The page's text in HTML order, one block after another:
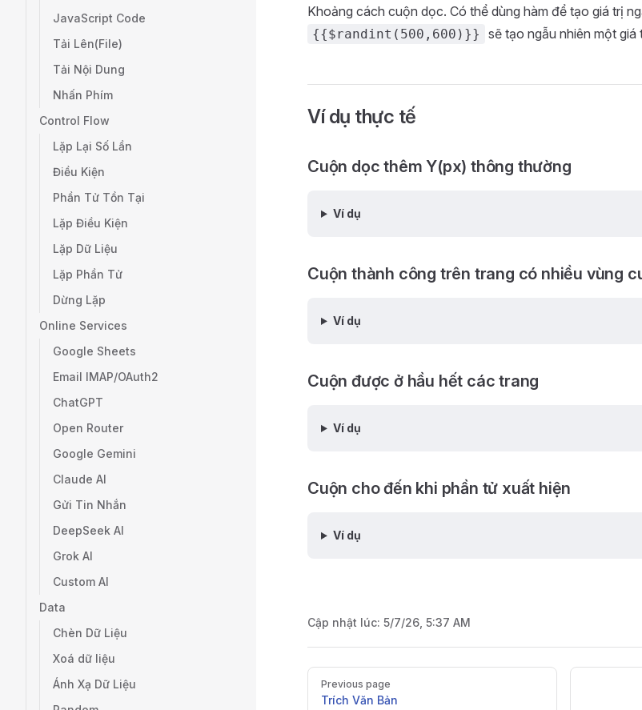
JavaScript Code
Tải Lên(File)
Tải Nội Dung
Nhấn Phím
Control Flow
Lặp Lại Số Lần
Điều Kiện
Phần Tử Tồn Tại
Lặp Điều Kiện
Lặp Dữ Liệu
Lặp Phần Tử
Dừng Lặp
Online Services
Google Sheets
Email IMAP/OAuth2
ChatGPT
Open Router
Google Gemini
Claude AI
Gửi Tin Nhắn
DeepSeek AI
Grok AI
Custom AI
Data
Chèn Dữ Liệu
Xoá dữ liệu
Ánh Xạ Dữ Liệu
Khoảng cách cuộn dọc. Có thể dùng hàm để tạo giá trị
{{$randint(500,600)}} sẽ tạo ngẫu nhiên một
Ví dụ thực tế
Cuộn dọc thêm Y(px) thông thường
Ví dụ
Cuộn thành công trên trang có nhiều vùng
Ví dụ
Cuộn được ở hầu hết các trang
Ví dụ
Cuộn cho đến khi phần tử xuất hiện
Ví dụ
Cập nhật lúc: 5/7/26, 5:37 AM
Pager
Previous page
Trích Văn Bản